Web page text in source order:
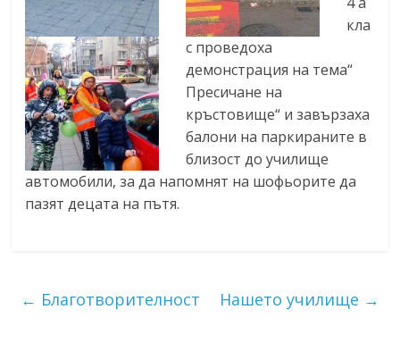
кла
с проведоха
демонстрация на тема“
Пресичане на
кръстовище“ и завързаха
балони на паркираните в
близост до училище
автомобили, за да напомнят на шофьорите да
пазят децата на пътя.
← Благотворителност Нашето училище →